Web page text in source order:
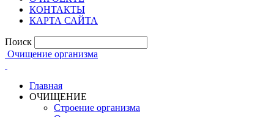
КОНТАКТЫ
КАРТА САЙТА
Поиск
Очищение организма
Главная
ОЧИЩЕНИЕ
Строение организма